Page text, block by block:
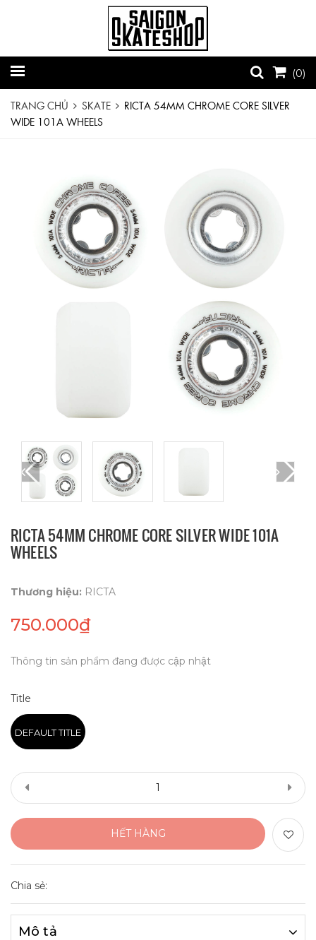
(0)
TRANG CHỦ SKATE
RICTA 54MM CHROME CORE SILVER
WIDE 101A WHEELS
RICTA 54MM CHROME CORE SILVER WIDE 101A
WHEELS
Thương hiệu: RICTA
750.000₫
Thông tin sản phẩm đang được cập nhật
Title
DEFAULT TITLE
HẾT HÀNG
Chia sẻ:
Mô tả